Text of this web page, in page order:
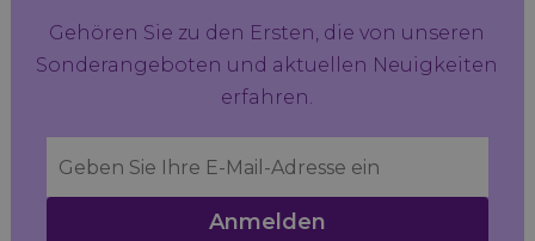
Gehören Sie zu den Ersten, die von unseren
Sonderangeboten und aktuellen Neuigkeiten
erfahren.
Anmelden